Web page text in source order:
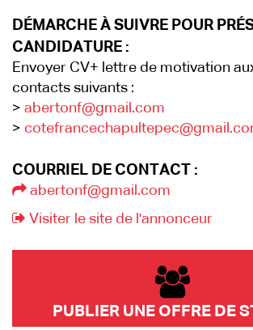
DÉMARCHE À SUIVRE POUR
CANDIDATURE :
Envoyer CV+ lettre de motivation
contacts suivants :
> abertonf@gmail.com
>
COURRIEL DE CONTACT :
abertonf@gmail.com
Visiter le site de l'annonceur
PUBLIER UNE OFFRE DE